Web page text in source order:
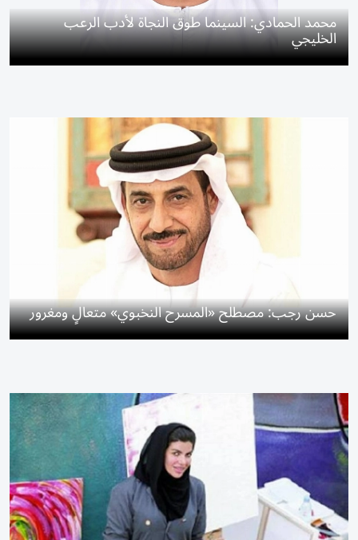
محمد الحمادي: السينما طوق النجاة لأدب الرعب
الخليجي
حسن رجب: مصطلح «المسرح النخبوي» متعالٍ ومغرور